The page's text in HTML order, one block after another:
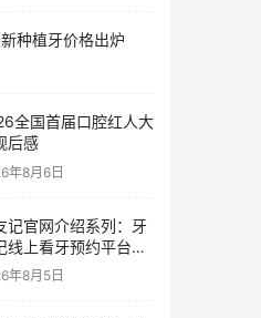
种植牙价格出炉
全国首届口腔红人大
后感
年8月6日
记官网介绍系列：牙
线上看牙预约平台是
么的？靠谱吗？
年8月5日